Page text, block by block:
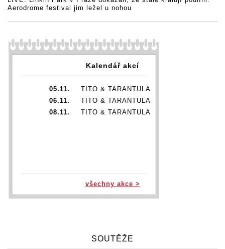
Aerodrome festival jim ležel u nohou
Kalendář akcí
05.11.
TITO & TARANTULA
06.11.
TITO & TARANTULA
08.11.
TITO & TARANTULA
všechny akce >
SOUTĚŽE